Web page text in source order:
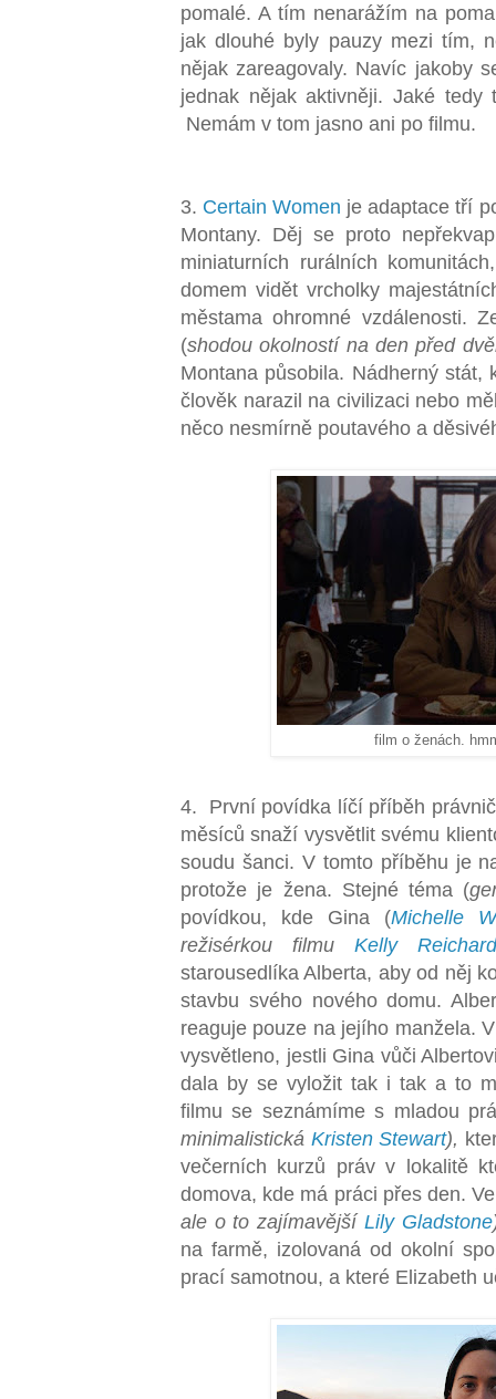
pomalé. A tím nenarážím na
jak dlouhé byly pauzy mezi tím,
nějak zareagovaly. Navíc jakoby
jednak nějak aktivněji. Jaké
Nemám v tom jasno ani po filmu.
3. Certain Women je adaptace tří
Montany. Děj se proto
miniaturních rurálních
domem vidět vrcholky
městama ohromné vzdálenosti.
(shodou okolností na den před
Montana působila. Nádherný
člověk narazil na civilizaci nebo
něco nesmírně poutavého a
film o ženách.
4. První povídka líčí příběh
měsíců snaží vysvětlit svému
soudu šanci. V tomto příběhu je
protože je žena. Stejné téma (
povídkou, kde Gina (Michelle
režisérkou filmu Kelly
starousedlíka Alberta, aby od něj
stavbu svého nového domu.
reaguje pouze na jejího manžela.
vysvětleno, jestli Gina vůči
dala by se vyložit tak i tak a to
filmu se seznámíme s mladou
minimalistická Kristen Stewart),
večerních kurzů práv v lokalitě
domova, kde má práci přes den.
ale o to zajímavější Lily Gladstone
na farmě, izolovaná od okolní
prací samotnou, a které Elizabeth